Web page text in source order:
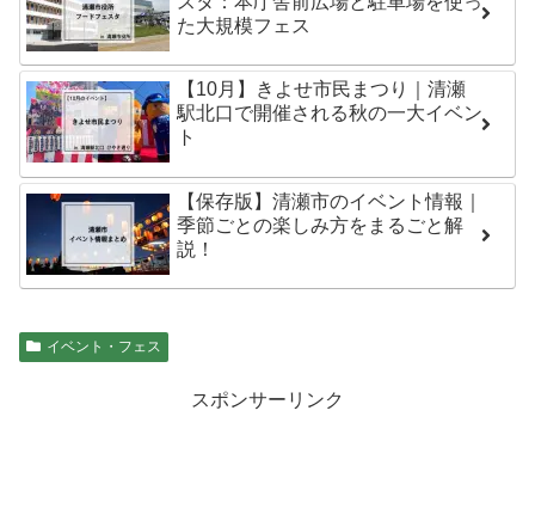
た大規模フェス
【10月】きよせ市民まつり｜清瀬
駅北口で開催される秋の一大イベン
ト
【保存版】清瀬市のイベント情報｜
季節ごとの楽しみ方をまるごと解
説！
イベント・フェス
スポンサーリンク